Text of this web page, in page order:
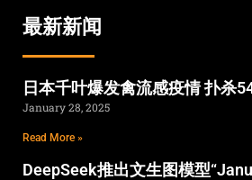
最新新闻
日本千叶爆发禽流感疫情 扑杀
January 28, 2025
Read More »
DeepSeek推出文生图模型